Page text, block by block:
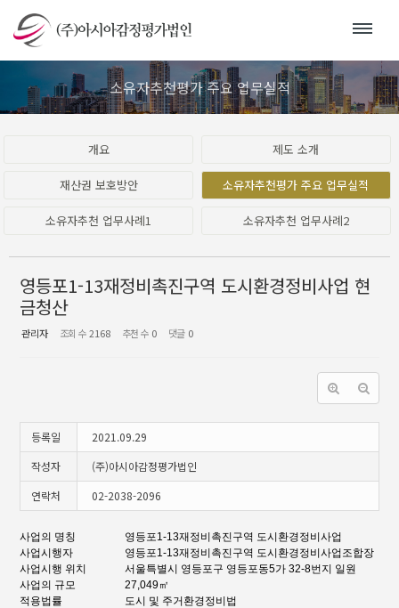
소유자추천평가 주요 업무실적
개요 제도 소개
재산권 보호방안 소유자추천평가 주요 업무실적
소유자추천 업무사례1 소유자추천 업무사례2
영등포1-13재정비촉진구역 도시환경정비사업 현
금청산
관리자 조회 수2168 추천 수 0 댓글 0
등록일
2021.09.29
작성자
(주)아시아감정평가법인
연락처
02-2038-2096
사업의 명칭
영등포1-13재정비촉진구역 도시환경정비사업
사업시행자
영등포1-13재정비촉진구역 도시환경정비사업조합장
사업시행 위치
서울특별시 영등포구 영등포동5가 32-8번지 일원
사업의 규모
27,049㎡
적용법률
도시 및 주거환경정비법